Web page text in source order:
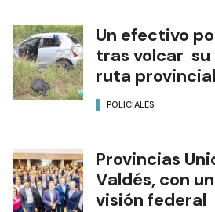
Un efectivo
tras volcar su
ruta provincial
POLICIALES
Provincias
Valdés, con
visión federal